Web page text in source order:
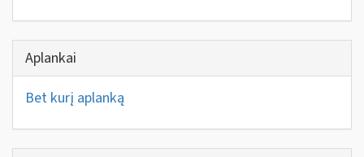
Aplankai
Bet kurį aplanką